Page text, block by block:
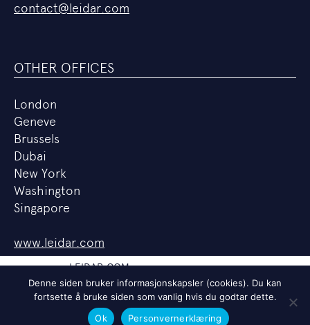
contact@leidar.com
OTHER OFFICES
London
Geneve
Brussels
Dubai
New York
Washington
Singapore
www.leidar.com
LEIDAR.COM
PERSONVERNERKLÆRING
LEDIGE STILLINGER
Denne siden bruker informasjonskapsler (cookies). Du kan
fortsette å bruke siden som vanlig hvis du godtar dette.
Ok
Personvernerklæring